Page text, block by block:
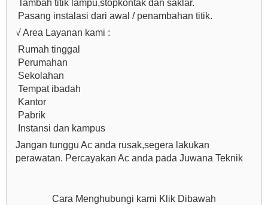
Tambah titik lampu,stopkontak dan saklar.
Pasang instalasi dari awal / penambahan titik.
√ Area Layanan kami :
Rumah tinggal
Perumahan
Sekolahan
Tempat ibadah
Kantor
Pabrik
Instansi dan kampus
Jangan tunggu Ac anda rusak,segera lakukan
perawatan. Percayakan Ac anda pada Juwana Teknik
Cara Menghubungi kami Klik Dibawah